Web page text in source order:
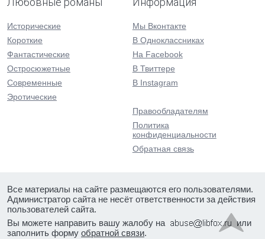
Исторические
Короткие
Фантастические
Остросюжетные
Современные
Эротические
Мы Вконтакте
В Одноклассниках
На Facebook
В Твиттере
В Instagram
Правообладателям
Политика
конфиденциальности
Обратная связь
Все материалы на сайте размещаются его пользователями.
Администратор сайта не несёт ответственности за действия
пользователей сайта.
Вы можете направить вашу жалобу на
или
заполнить форму обратной связи.